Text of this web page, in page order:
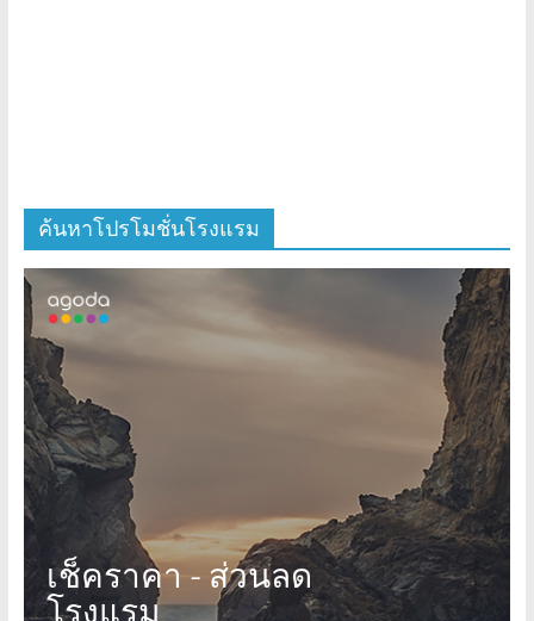
ค้นหาโปรโมชั่นโรงแรม